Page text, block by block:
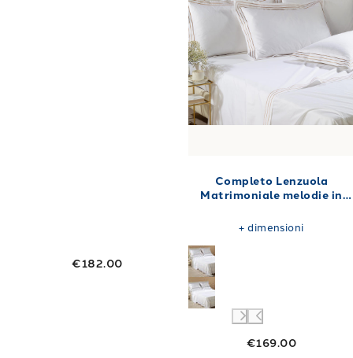
€182.00
Completo Lenzuola
Matrimoniale melodie in
€169.00
+dimensioni